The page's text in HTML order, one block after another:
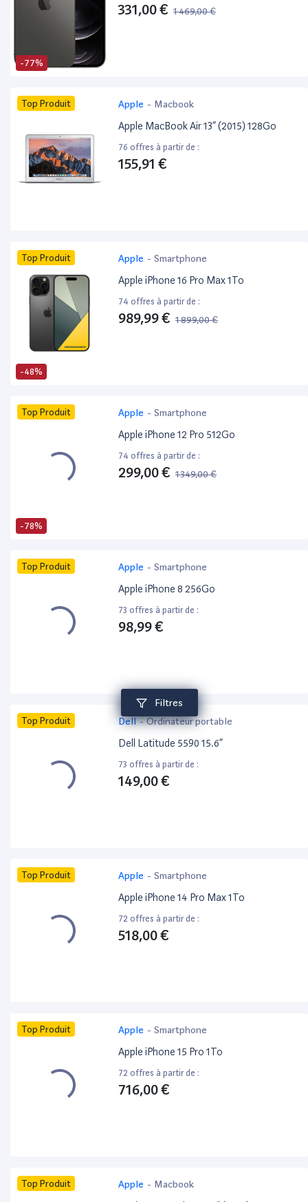
Filtres
-77%
331,00 € 1 469,00 €
Top Produit Apple - Macbook
Apple MacBook Air 13” (2015) 128Go
76 offres à partir de :
155,91 €
-48%
Top Produit Apple - Smartphone
Apple iPhone 16 Pro Max 1To
74 offres à partir de :
989,99 € 1 899,00 €
-78%
Top Produit Apple - Smartphone
Apple iPhone 12 Pro 512Go
74 offres à partir de :
299,00 € 1 349,00 €
Top Produit Apple - Smartphone
Apple iPhone 8 256Go
73 offres à partir de :
98,99 €
Top Produit Dell- Ordinateur portable
Dell Latitude 5590 15.6”
73 offres à partir de :
149,00 €
Top Produit Apple - Smartphone
Apple iPhone 14 Pro Max 1To
72 offres à partir de :
518,00 €
Top Produit Apple - Smartphone
Apple iPhone 15 Pro 1To
72 offres à partir de :
716,00 €
Top Produit Apple - Macbook